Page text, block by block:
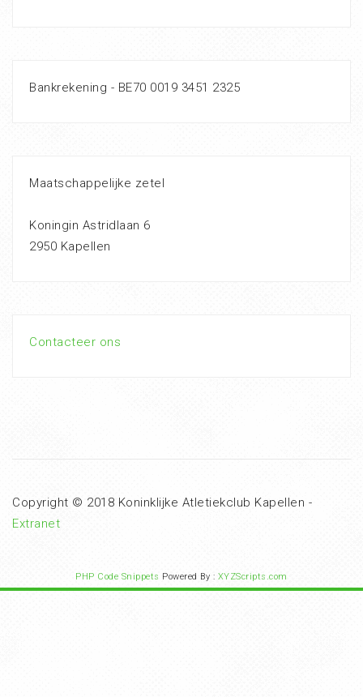
Bankrekening - BE70 0019 3451 2325
Maatschappelijke zetel
Koningin Astridlaan 6
2950 Kapellen
Contacteer ons
Copyright © 2018 Koninklijke Atletiekclub Kapellen -
Extranet
PHP Code Snippets Powered By : XYZScripts.com